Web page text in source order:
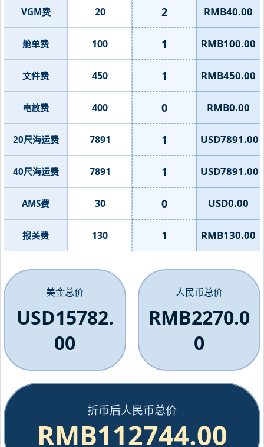
VGM费 20 2 RMB40.00
舱单费 100 1 RMB100.00
文件费 450 1 RMB450.00
电放费 400 0 RMB0.00
20尺海运费 7891 1 USD7891.00
40尺海运费 7891 1 USD7891.00
AMS费 30 0 USD0.00
报关费 130 1 RMB130.00
美金总价
USD15782.
00
人民币总价
RMB2270.0
0
折币后人民币总价
RMB112744.00